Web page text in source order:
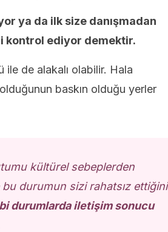
ya da ilk size danışmadan
kontrol ediyor demektir.
ile de alakalı olabilir. Hala
baskın olduğu yerler
kültürel sebeplerden
durumun sizi rahatsız ettiğini
durumlarda iletişim sonucu